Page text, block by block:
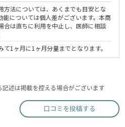
方法については、あくまでも目安とな
能については個人差がございます。本商
合は直ちに利用を中止し、医師に相談
て1ヶ月に1ヶ月分量までとなります。
述は掲載を控える場合がございます
口コミを投稿する